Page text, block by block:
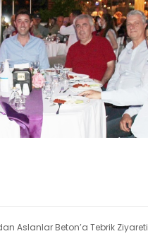
Aslanlar Beton’a Tebrik Ziyareti